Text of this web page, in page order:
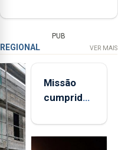
PUB
REGIONAL VER MAIS
Missão
cumprida:
açorianos